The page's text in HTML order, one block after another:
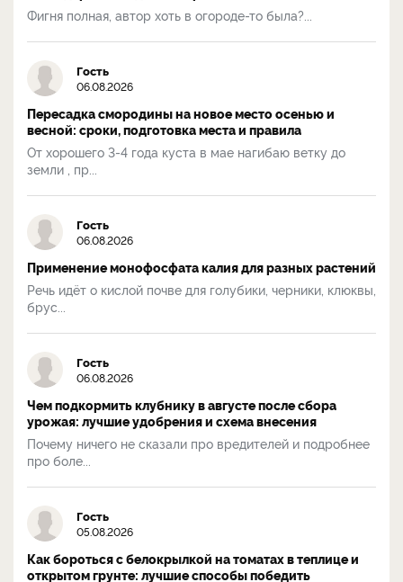
Фигня полная, автор хоть в огороде-то была?...
Гость
06.08.2026
Пересадка смородины на новое место осенью и
весной: сроки, подготовка места и правила
От хорошего 3-4 года куста в мае нагибаю ветку до
земли , пр...
Гость
06.08.2026
Применение монофосфата калия для разных растений
Речь идёт о кислой почве для голубики, черники, клюквы,
брус...
Гость
06.08.2026
Чем подкормить клубнику в августе после сбора
урожая: лучшие удобрения и схема внесения
Почему ничего не сказали про вредителей и подробнее
про боле...
Гость
05.08.2026
Как бороться с белокрылкой на томатах в теплице и
открытом грунте: лучшие способы победить